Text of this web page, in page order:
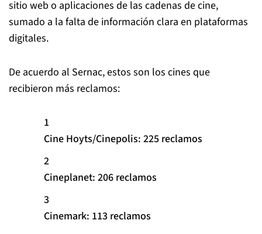
sitio web o aplicaciones de las cadenas de cine,
sumado a la falta de información clara en plataformas
digitales.
De acuerdo al Sernac, estos son los cines que
recibieron más reclamos:
Cine Hoyts/Cinepolis: 225 reclamos
Cineplanet: 206 reclamos
Cinemark: 113 reclamos